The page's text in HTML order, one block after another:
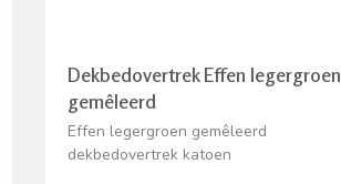
Dekbedovertrek Effen legergroen
gemêleerd
Effen legergroen gemêleerd
dekbedovertrek katoen